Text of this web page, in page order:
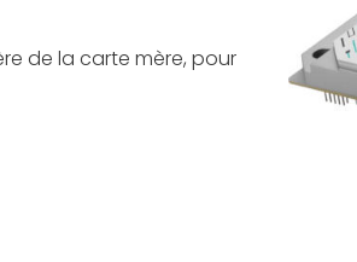
de la carte mère, pour